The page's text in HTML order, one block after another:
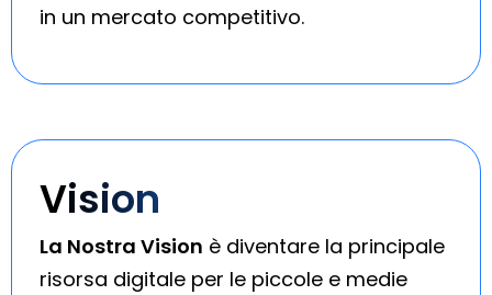
in un mercato competitivo.
Vision
La Nostra Vision è diventare la principale
risorsa digitale per le piccole e medie